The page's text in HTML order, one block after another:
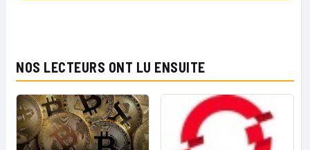
NOS LECTEURS ONT LU ENSUITE